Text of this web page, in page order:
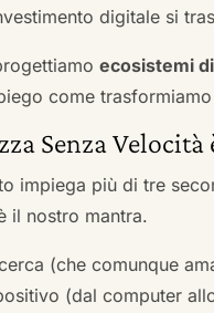
digitale si
ecosistemi
come
Senza
impiega più di tre
il nostro mantra.
(che comunque
(dal computer